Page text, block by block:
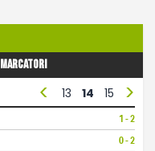
Marcatori
12 13 14 15 16
< >
1 - 2
0 - 2